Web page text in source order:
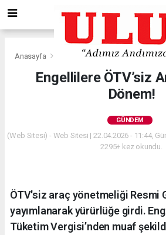
Anasayfa Gündem
Engellilere ÖTV’siz
Dönem!
GÜNDEM
(Web Sitesi) - Web Sitesi | 22.04.2026 - 11:44,
2295+ kez okundu.
ÖTV'siz araç yönetmeliği Resmi
yayımlanarak yürürlüğe girdi.
Tüketim Vergisi’nden muaf